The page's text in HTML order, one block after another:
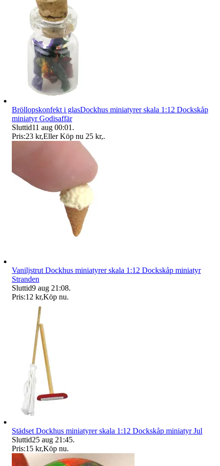
Bröllopskonfekt i glasDockhus miniatyrer skala 1:12 Dockskåp
miniatyr Godisaffär
Sluttid11 aug 00:01 .
Pris:23 kr,Eller Köp nu 25 kr,.
Vaniljstrut Dockhus miniatyrer skala 1:12 Dockskåp miniatyr
Stranden
Sluttid9 aug 21:08.
Pris:12 kr,Köp nu.
Städset Dockhus miniatyrer skala 1:12 Dockskåp miniatyr Jul
Sluttid25 aug 21:45.
Pris:15 kr,Köp nu.